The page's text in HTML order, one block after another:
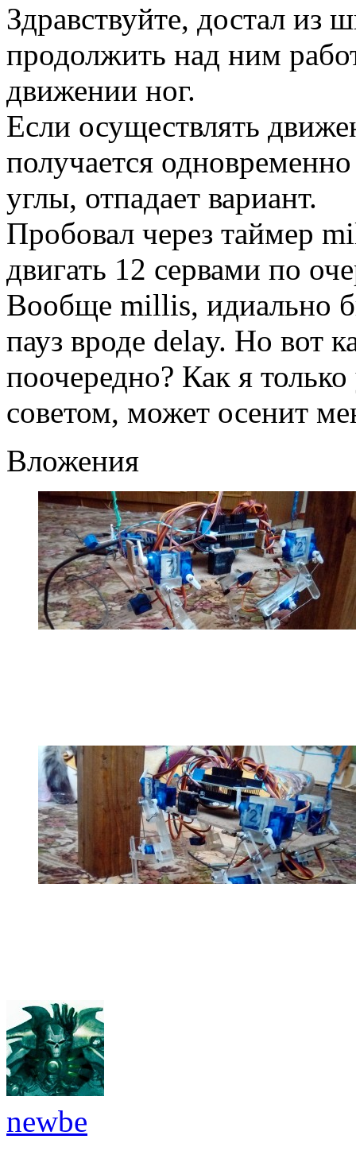
Здравствуйте, достал из
продолжить над ним
движении ног.
Если осуществлять
получается
углы, отпадает вариант.
Пробовал через таймер
двигать 12 сервами по
Вообще millis, идиально
пауз вроде delay. Но вот
поочередно? Как я
советом, может осенит
Вложения
newbe